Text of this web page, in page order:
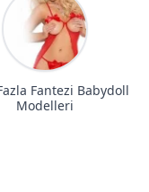
Fantezi Babydoll
Modelleri